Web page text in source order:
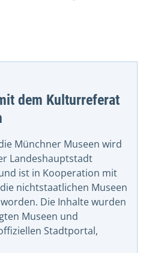
dem Kulturreferat
Münchner Museen wird
Landeshauptstadt
ist in Kooperation mit
nichtstaatlichen Museen
Die Inhalte wurden
Museen und
Stadtportal,